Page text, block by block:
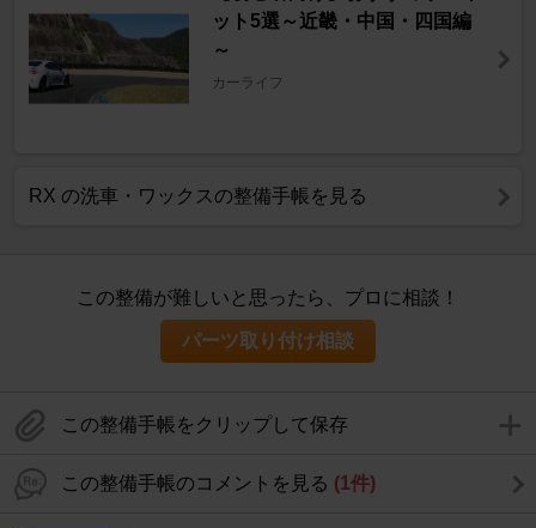
ット5選～近畿・中国・四国編
～
カーライフ
RX の洗車・ワックスの整備手帳を見る
この整備が難しいと思ったら、プロに相談！
パーツ取り付け相談
この整備手帳をクリップして保存
この整備手帳のコメントを見る (1件)